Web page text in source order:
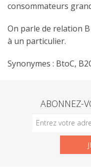
consommateurs
On parle de relation B
à un particulier.
Synonymes : BtoC,
ABONNEZ-